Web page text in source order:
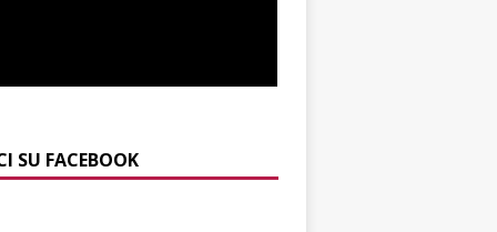
SU FACEBOOK